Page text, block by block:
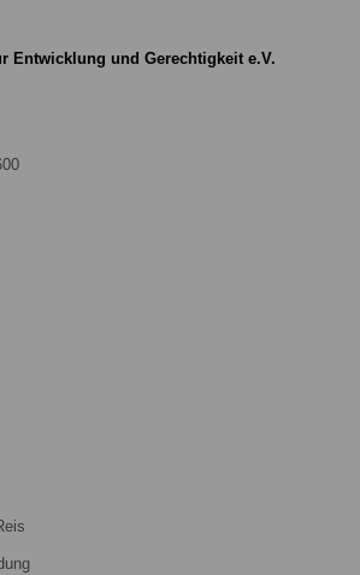
Entwicklung und Gerechtigkeit e.V.